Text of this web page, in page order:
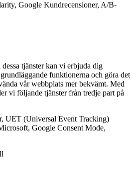
Google Kundrecensioner, A/B-
tjänster kan vi erbjuda dig
funktionerna och göra det
vår webbplats mer bekvämt. Med
vi följande tjänster från tredje part på
UET (Universal Event Tracking)
Google Consent Mode,